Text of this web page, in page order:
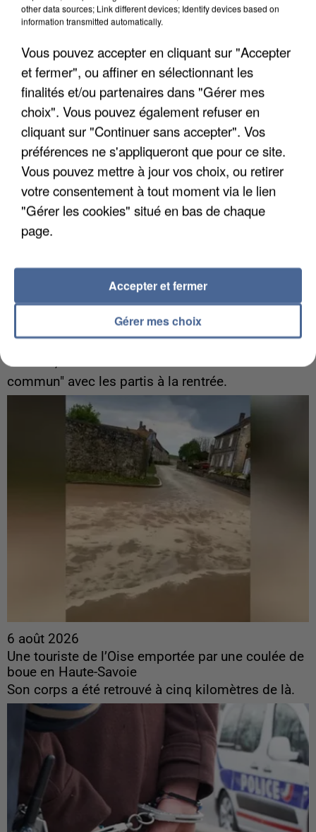
Algérie
quelques jours plus tôt.
6 août 2026
Gabriel Attal et Raphaël Glucksmann visés par des
ingérences...
Sollicité, Sébastien Lecornu annonce un "travail
commun" avec les partis à la rentrée.
6 août 2026
Une touriste de l’Oise emportée par une coulée de
boue en Haute-Savoie
Son corps a été retrouvé à cinq kilomètres de là.
other data sources; Link different devices; Identify devices based on
information transmitted automatically.
Vous pouvez accepter en cliquant sur "Accepter
et fermer", ou affiner en sélectionnant les
finalités et/ou partenaires dans "Gérer mes
choix". Vous pouvez également refuser en
cliquant sur "Continuer sans accepter". Vos
préférences ne s'appliqueront que pour ce site.
Vous pouvez mettre à jour vos choix, ou retirer
votre consentement à tout moment via le lien
"Gérer les cookies" situé en bas de chaque
page.
Gérer mes choix
Accepter et fermer